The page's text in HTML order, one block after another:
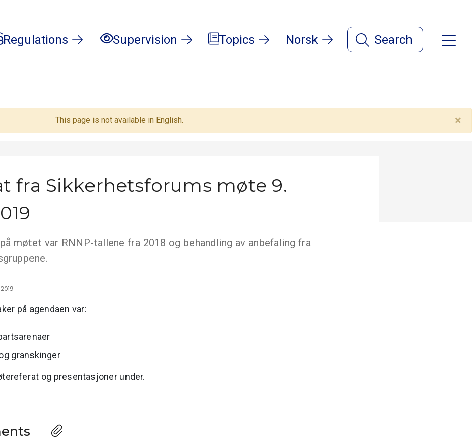
Regulations Supervision Topics Norsk Search
This page is not available in English. ×
fra Sikkerhetsforums møte 9.
møtet var RNNP-tallene fra 2018 og behandling av anbefaling fra
på agendaen var:
granskinger
og presentasjoner under.